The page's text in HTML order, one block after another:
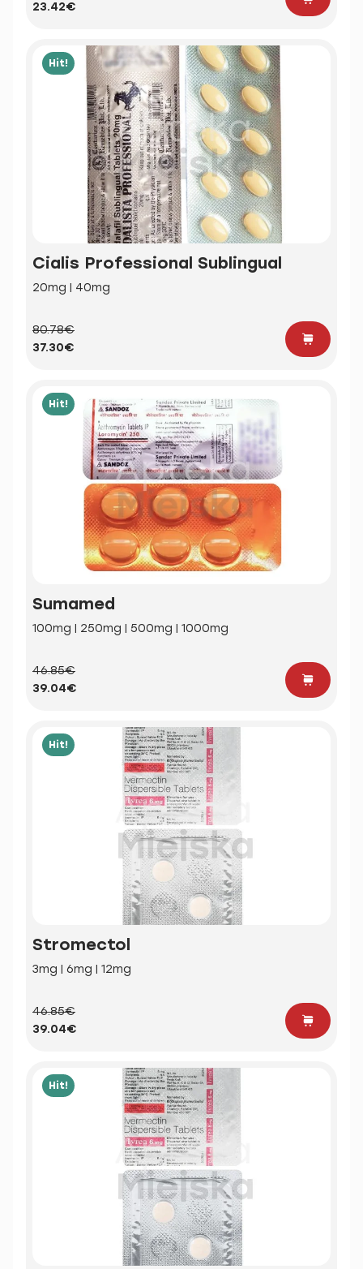
23.42€
Hit!
Cialis Professional Sublingual
20mg | 40mg
80.78€
37.30€
Hit!
Sumamed
100mg | 250mg | 500mg | 1000mg
46.85€
39.04€
Hit!
Stromectol
3mg | 6mg | 12mg
46.85€
39.04€
Hit!